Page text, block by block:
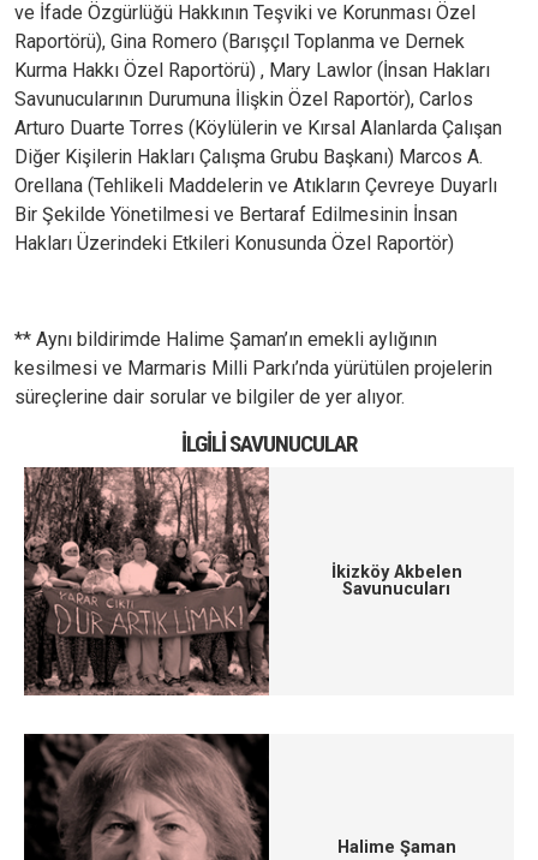
ve İfade Özgürlüğü Hakkının Teşviki ve Korunması Özel
Raportörü), Gina Romero (Barışçıl Toplanma ve Dernek
Kurma Hakkı Özel Raportörü) , Mary Lawlor (İnsan Hakları
Savunucularının Durumuna İlişkin Özel Raportör), Carlos
Arturo Duarte Torres (Köylülerin ve Kırsal Alanlarda Çalışan
Diğer Kişilerin Hakları Çalışma Grubu Başkanı) Marcos A.
Orellana (Tehlikeli Maddelerin ve Atıkların Çevreye Duyarlı
Bir Şekilde Yönetilmesi ve Bertaraf Edilmesinin İnsan
Hakları Üzerindeki Etkileri Konusunda Özel Raportör)
** Aynı bildirimde Halime Şaman’ın emekli aylığının
kesilmesi ve Marmaris Milli Parkı’nda yürütülen projelerin
süreçlerine dair sorular ve bilgiler de yer alıyor.
İLGILI SAVUNUCULAR
İkizköy Akbelen
Savunucuları
Halime Şaman